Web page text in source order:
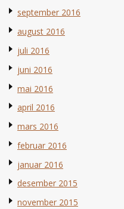
september 2016
august 2016
juli 2016
juni 2016
mai 2016
april 2016
mars 2016
februar 2016
januar 2016
desember 2015
november 2015